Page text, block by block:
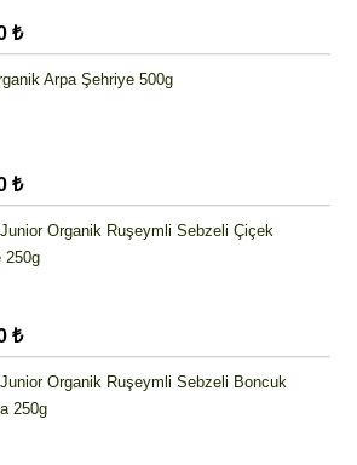
₺
Arpa Şehriye 500g
₺
Organik Ruşeymli Sebzeli Çiçek
250g
₺
Organik Ruşeymli Sebzeli Boncuk
250g